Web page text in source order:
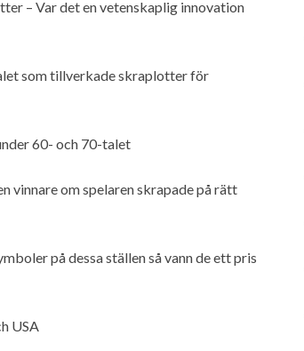
– Var det en vetenskaplig innovation
som tillverkade skraplotter för
60- och 70-talet
vinnare om spelaren skrapade på rätt
på dessa ställen så vann de ett pris
USA